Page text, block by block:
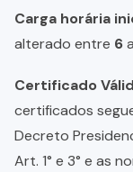
Carga horária
alterado entre 6a
Certificado
certificados
Decreto
Art. 1° e 3° e as